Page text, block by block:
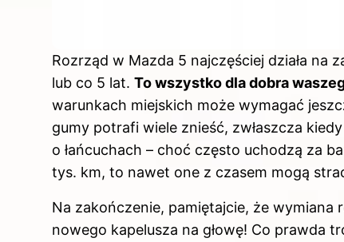
Rozrząd w Mazda 5 najczęściej działa na
lub co 5 lat. To wszystko dla dobra
warunkach miejskich może wymagać
gumy potrafi wiele znieść, zwłaszcza
o łańcuchach – choć często uchodzą za
tys. km, to nawet one z czasem mogą
Na zakończenie, pamiętajcie, że wymiana
nowego kapelusza na głowę! Co prawda